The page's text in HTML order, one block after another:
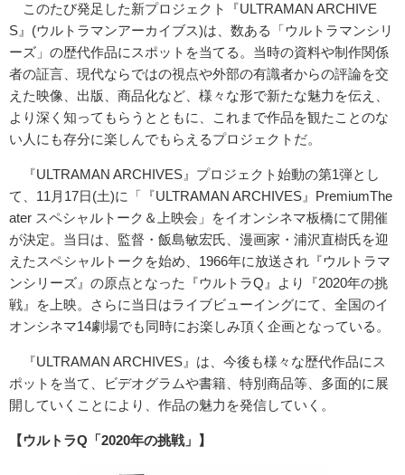
このたび発足した新プロジェクト『ULTRAMAN ARCHIVE
S』(ウルトラマンアーカイブス)は、数ある「ウルトラマンシリ
ーズ」の歴代作品にスポットを当てる。当時の資料や制作関係
者の証言、現代ならではの視点や外部の有識者からの評論を交
えた映像、出版、商品化など、様々な形で新たな魅力を伝え、
より深く知ってもらうとともに、これまで作品を観たことのな
い人にも存分に楽しんでもらえるプロジェクトだ。
『ULTRAMAN ARCHIVES』プロジェクト始動の第1弾とし
て、11月17日(土)に「『ULTRAMAN ARCHIVES』PremiumThe
ater スペシャルトーク＆上映会」をイオンシネマ板橋にて開催
が決定。当日は、監督・飯島敏宏氏、漫画家・浦沢直樹氏を迎
えたスペシャルトークを始め、1966年に放送され『ウルトラマ
ンシリーズ』の原点となった『ウルトラQ』より『2020年の挑
戦』を上映。さらに当日はライブビューイングにて、全国のイ
オンシネマ14劇場でも同時にお楽しみ頂く企画となっている。
『ULTRAMAN ARCHIVES』は、今後も様々な歴代作品にス
ポットを当て、ビデオグラムや書籍、特別商品等、多面的に展
開していくことにより、作品の魅力を発信していく。
【ウルトラQ「2020年の挑戦」】